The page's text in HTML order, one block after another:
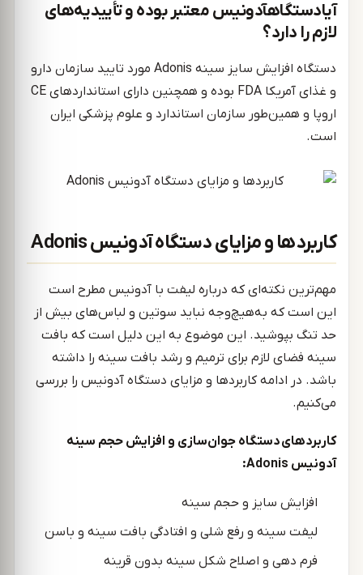
آیادستگاهآدونیس معتبر بوده و تأییدیه‌های
لازم را دارد؟
دستگاه افزایش سایز سینه Adonis مورد تایید سازمان دارو
و غذای آمریکا FDA بوده و همچنین دارای استانداردهای CE
اروپا و همین‌طور سازمان استاندارد و علوم پزشکی ایران
است.
کاربردها و مزایای دستگاه آدونیس Adonis
مهم‌ترین نکته‌ای که درباره لیفت با آدونیس مطرح است
این است که به‌هیچ‌وجه نباید سوتین و لباس‌های بیش از
حد تنگ بپوشید. این موضوع به این دلیل است که بافت
سینه فضای لازم برای ترمیم و رشد بافت سینه را داشته
باشد. در ادامه کاربردها و مزایای دستگاه آدونیس را بررسی
می‌کنیم.
کاربردهای دستگاه جوان‌سازی و افزایش حجم سینه
آدونیس Adonis
:
افزایش سایز و حجم سینه
لیفت سینه و رفع شلی و افتادگی بافت سینه و باسن
فرم دهی و اصلاح شکل سینه بدون قرینه